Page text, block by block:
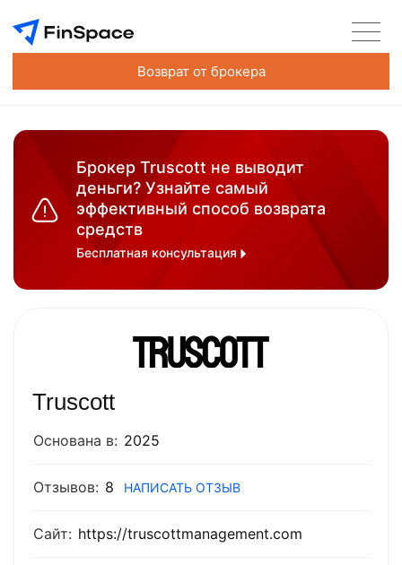
Возврат от брокера
Брокер Truscott не выводит
деньги? Узнайте самый
эффективный способ возврата
средств
Бесплатная консультация
Truscott
Основана в: 2025
Отзывов: 8 НАПИСАТЬ ОТЗЫВ
Сайт: https://truscottmanagement.com